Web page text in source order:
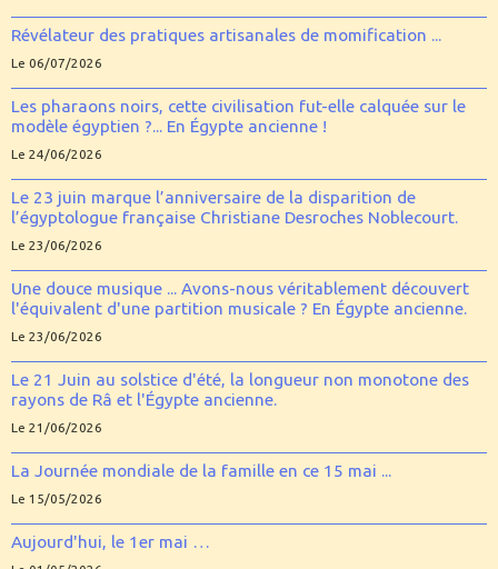
Révélateur des pratiques artisanales de momification ...
Le 06/07/2026
Les pharaons noirs, cette civilisation fut-elle calquée sur le
modèle égyptien ?... En Égypte ancienne !
Le 24/06/2026
Le 23 juin marque l’anniversaire de la disparition de
l’égyptologue française Christiane Desroches Noblecourt.
Le 23/06/2026
Une douce musique ... Avons-nous véritablement découvert
l'équivalent d'une partition musicale ? En Égypte ancienne.
Le 23/06/2026
Le 21 Juin au solstice d'été, la longueur non monotone des
rayons de Râ et l'Égypte ancienne.
Le 21/06/2026
La Journée mondiale de la famille en ce 15 mai ...
Le 15/05/2026
Aujourd'hui, le 1er mai …